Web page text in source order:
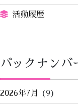
活動履歴
バックナンバ
2026年7月 (9)